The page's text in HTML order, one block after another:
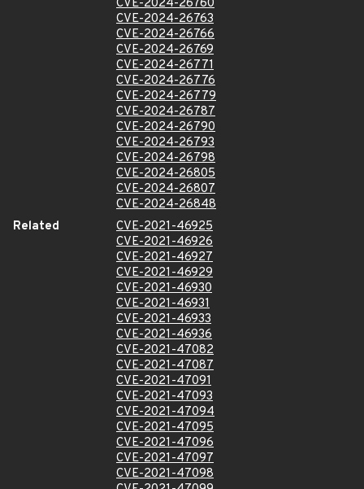
CVE-2024-26760
CVE-2024-26763
CVE-2024-26766
CVE-2024-26769
CVE-2024-26771
CVE-2024-26776
CVE-2024-26779
CVE-2024-26787
CVE-2024-26790
CVE-2024-26793
CVE-2024-26798
CVE-2024-26805
CVE-2024-26807
CVE-2024-26848
Related
CVE-2021-46925
CVE-2021-46926
CVE-2021-46927
CVE-2021-46929
CVE-2021-46930
CVE-2021-46931
CVE-2021-46933
CVE-2021-46936
CVE-2021-47082
CVE-2021-47087
CVE-2021-47091
CVE-2021-47093
CVE-2021-47094
CVE-2021-47095
CVE-2021-47096
CVE-2021-47097
CVE-2021-47098